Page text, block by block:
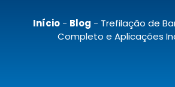
Início- Blog - Trefilação de
Completo e Aplicações